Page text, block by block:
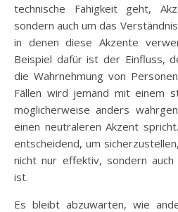
technische Fähigkeit geht,
sondern auch um das
in denen diese Akzente
Beispiel dafür ist der Einfluss,
die Wahrnehmung von
Fällen wird jemand mit einem
möglicherweise anders
einen neutraleren Akzent
entscheidend, um
nicht nur effektiv, sondern
ist.
Es bleibt abzuwarten, wie